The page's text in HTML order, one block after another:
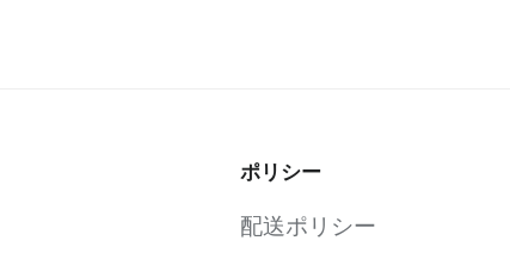
ポリシー
配送ポリシー